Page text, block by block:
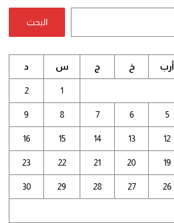
البحث
أرب خ ج س د
1
2
5
6
7
8
9
12
13
14
15
16
19
20
21
22
23
26
27
28
29
30